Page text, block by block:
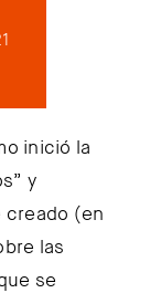
inició la
y
creado (en
las
se